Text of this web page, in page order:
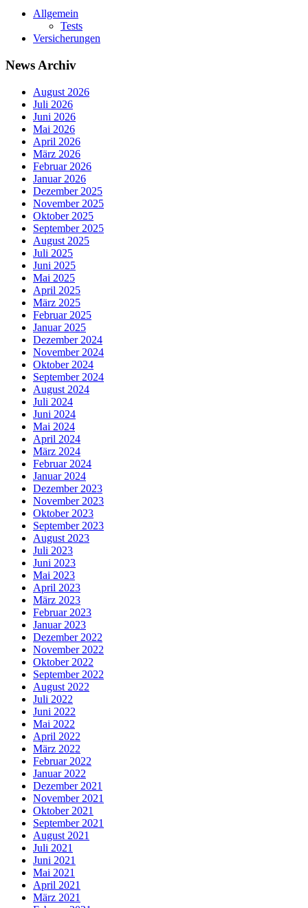
Allgemein
Tests
Versicherungen
News Archiv
August 2026
Juli 2026
Juni 2026
Mai 2026
April 2026
März 2026
Februar 2026
Januar 2026
Dezember 2025
November 2025
Oktober 2025
September 2025
August 2025
Juli 2025
Juni 2025
Mai 2025
April 2025
März 2025
Februar 2025
Januar 2025
Dezember 2024
November 2024
Oktober 2024
September 2024
August 2024
Juli 2024
Juni 2024
Mai 2024
April 2024
März 2024
Februar 2024
Januar 2024
Dezember 2023
November 2023
Oktober 2023
September 2023
August 2023
Juli 2023
Juni 2023
Mai 2023
April 2023
März 2023
Februar 2023
Januar 2023
Dezember 2022
November 2022
Oktober 2022
September 2022
August 2022
Juli 2022
Juni 2022
Mai 2022
April 2022
März 2022
Februar 2022
Januar 2022
Dezember 2021
November 2021
Oktober 2021
September 2021
August 2021
Juli 2021
Juni 2021
Mai 2021
April 2021
März 2021